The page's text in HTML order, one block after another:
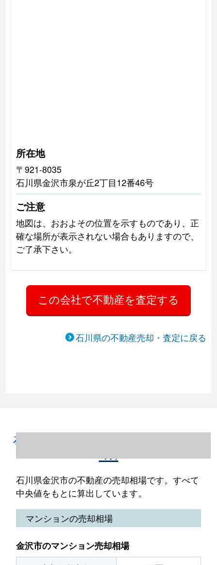
所在地
〒921-8035
石川県金沢市泉が丘2丁目12番46号
ご注意
地図は、おおよその位置を示すものであり、正
確な場所が表示されない場合もありますので、
ご了承下さい。
石川県の不動産売却・査定に戻る
石川県金沢市の不動産売却情報（2023年1～
石川県金沢市の不動産の売却相場です。すべて
中央値をもとに算出しています。
マンションの売却相場
金沢市のマンション売却相場